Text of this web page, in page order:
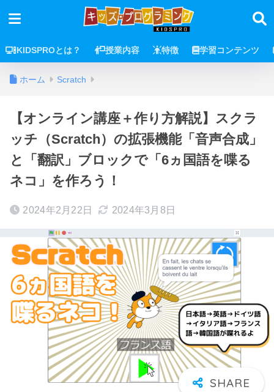
KIDSPROとは？ 授業内容 特徴 学習コンテンツ
ホーム Scratch
【オンライン講座＋作り方解説】スクラ
ッチ（Scratch）の拡張機能「音声合成」
と「翻訳」ブロックで「6ヵ国語を喋る
ネコ」を作ろう！
2024年2月22日 2024年3月8日